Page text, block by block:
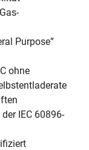
Purpose”
ohne
IEC 60896-